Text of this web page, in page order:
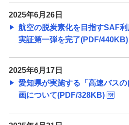
2025年6月26日
航空の脱炭素化を目指すSAF利
実証第一弾を完了(PDF/440KB)
2025年6月17日
愛知県が実施する「高速バス
画について(PDF/328KB)